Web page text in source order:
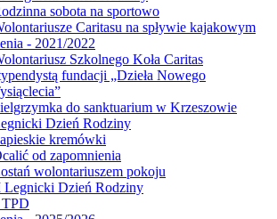
sobota na sportowo
Caritasu na spływie kajakowym
- 2021/2022
Szkolnego Koła Caritas
fundacji „Dzieła Nowego
do sanktuarium w Krzeszowie
Dzień Rodziny
kremówki
od zapomnienia
wolontariuszem pokoju
Legnicki Dzień Rodziny
TPD